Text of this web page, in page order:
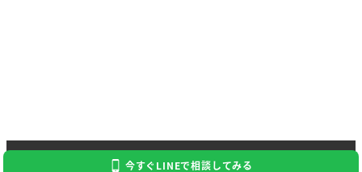
Copyright 2024 Kaitori Daikichi
今すぐLINEで相談してみる